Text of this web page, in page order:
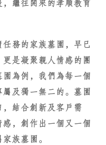
繼往開來的孝順教育
務的家族墓園，早已
是凝聚親人情感的團
為例，我們為每一個
及獨一無二的。墓園
結合創新及客戶需
，創作出一個又一個
族墓園。